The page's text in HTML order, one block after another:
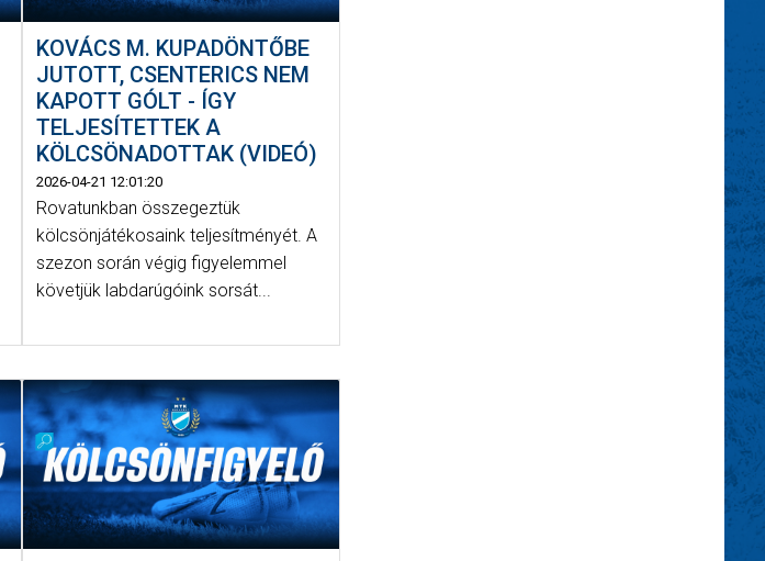
KOVÁCS M. KUPADÖNTŐBE
JUTOTT, CSENTERICS NEM
KAPOTT GÓLT - ÍGY
TELJESÍTETTEK A
KÖLCSÖNADOTTAK (VIDEÓ)
2026-04-21 12:01:20
Rovatunkban összegeztük
kölcsönjátékosaink teljesítményét. A
szezon során végig figyelemmel
követjük labdarúgóink sorsát...